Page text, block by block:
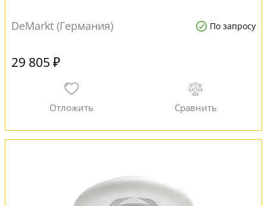
DeMarkt (Германия) По запросу
29 805 ₽